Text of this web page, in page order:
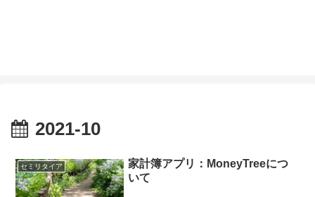
2021-10
セミリタイア
家計簿アプリ：MoneyTreeにつ
いて